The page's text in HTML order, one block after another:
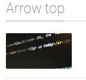
Arrow top